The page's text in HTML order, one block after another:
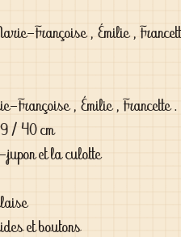
Françoise , Émilie ,
Françoise , Émilie , Francette .
/ 40 cm
jupon et la culotte
et boutons